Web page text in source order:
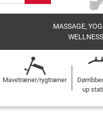
MASSAGE,
Mavetræner/rygtræner
up